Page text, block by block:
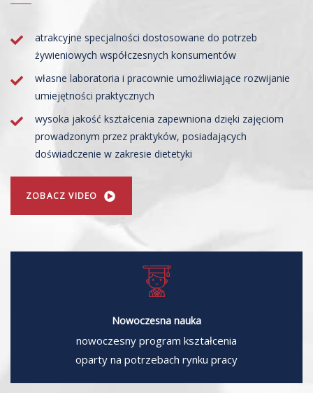
atrakcyjne specjalności dostosowane do potrzeb
żywieniowych współczesnych konsumentów
własne laboratoria i pracownie umożliwiające rozwijanie
umiejętności praktycznych
wysoka jakość kształcenia zapewniona dzięki zajęciom
prowadzonym przez praktyków, posiadających
doświadczenie w zakresie dietetyki
ZOBACZ VIDEO
Nowoczesna nauka
nowoczesny program kształcenia
oparty na potrzebach rynku pracy